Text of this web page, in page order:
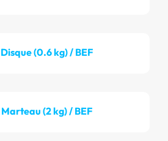
Disque (0.6 kg) / BEF
Marteau (2 kg) / BEF